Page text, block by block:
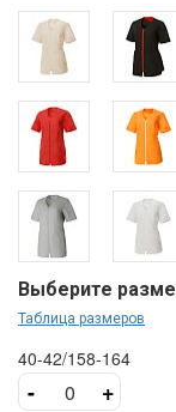
Выберите
Таблица размеров
40-42/158-164
- +